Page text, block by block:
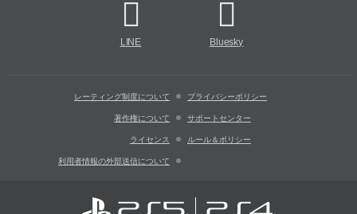
LINE Bluesky
レーティング制度について プライバシーポリシー
著作権について サポートセンター
ライセンス ルール＆ポリシー
利用者情報の外部送信について